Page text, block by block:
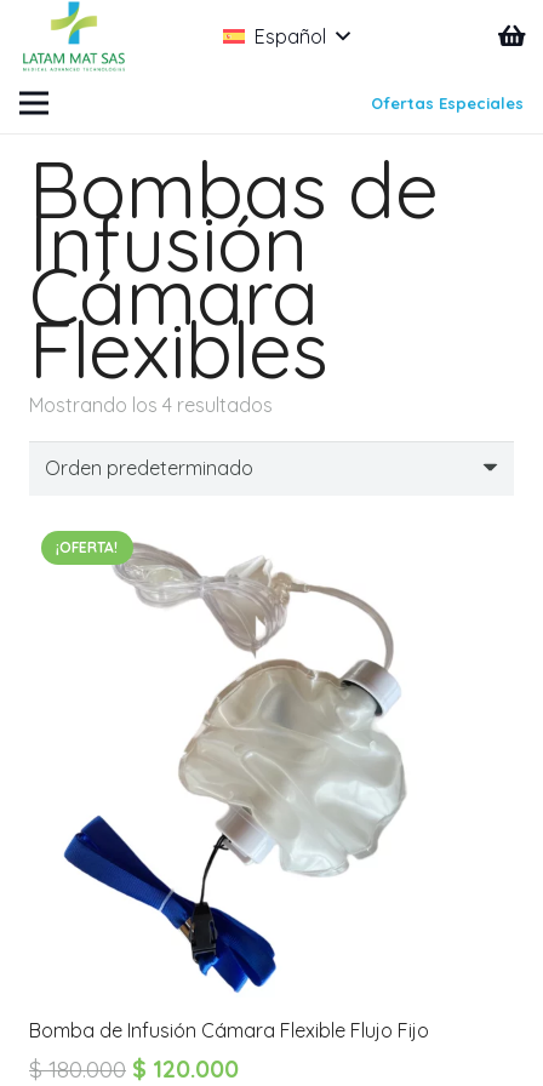
Español
Ofertas Especiales
Bombas de
Infusión
Cámara
Flexibles
Mostrando los 4 resultados
¡OFERTA!
Bomba de Infusión Cámara Flexible Flujo Fijo
$180.000 El
$ 120.000El